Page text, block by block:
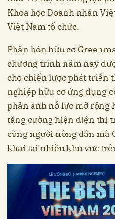
Khoa học Doanh nhân
Việt Nam tổ chức.
Phân bón hữu cơ
chương trình năm nay
cho chiến lược phát triển
nghiệp hữu cơ ứng dụng
phản ánh nỗ lực mở rộng
tăng cường hiện diện thị
cùng người nông dân mà
khai tại nhiều khu vực